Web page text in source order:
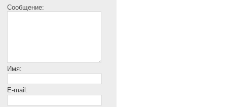
Сообщение:
Имя:
E-mail: